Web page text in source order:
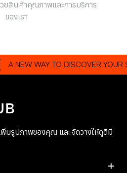
ยสินค้าคุณภาพและการบริการ
ของเรา
WAY TO DISCOVER YOUR
มรูปภาพของคุณ และจัดวางให้ดูดีมี